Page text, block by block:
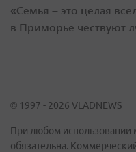
«Семья – это целая
в Приморье чествуют
© 1997 - 2026 VLADNEWS
При любом использовании
обязательна.